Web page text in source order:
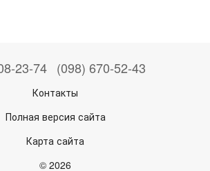
23-74 (098) 670-52-43
Контакты
Полная версия сайта
Карта сайта
© 2026